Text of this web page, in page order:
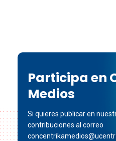
Participa en
Medios
Si quieres publicar en
contribuciones al correo